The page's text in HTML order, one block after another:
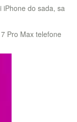
iPhone do sada, sa
Pro Max telefone